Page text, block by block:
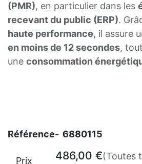
(PMR), en particulier dans les
recevant du public (ERP).
haute performance, il assure
en moins de 12 secondes,
une consommation
Référence- 6880115
Prix 486,00 €(Toutes